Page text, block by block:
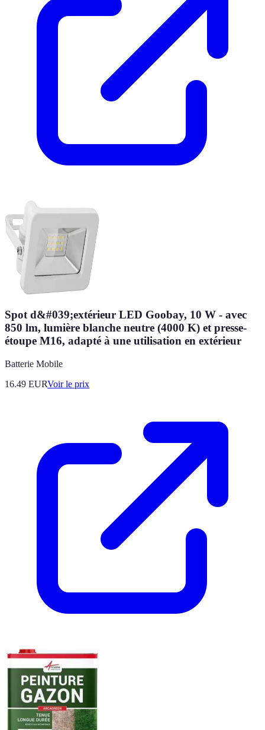
Spot d&#039;extérieur LED Goobay, 10 W - avec
850 lm, lumière blanche neutre (4000 K) et presse-
étoupe M16, adapté à une utilisation en extérieur
Batterie Mobile
16.49 EURVoir le prix